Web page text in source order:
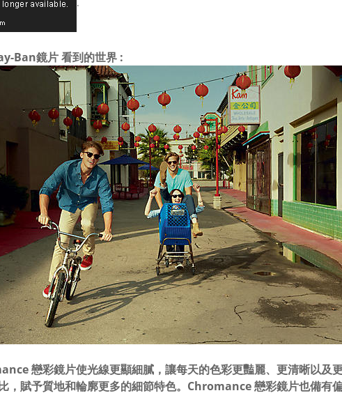
Ban鏡片 看到的世界 :
戀彩鏡片使光線更顯細膩，讓每天的色彩更豔麗、更清晰以及
，賦予質地和輪廓更多的細節特色。Chromance 戀彩鏡片也備有